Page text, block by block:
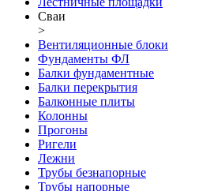
Сваи
>
Вентиляционные блоки
Фундаменты ФЛ
Балки фундаментные
Балки перекрытия
Балконные плиты
Колонны
Прогоны
Ригели
Лежни
Трубы безнапорные
Трубы напорные